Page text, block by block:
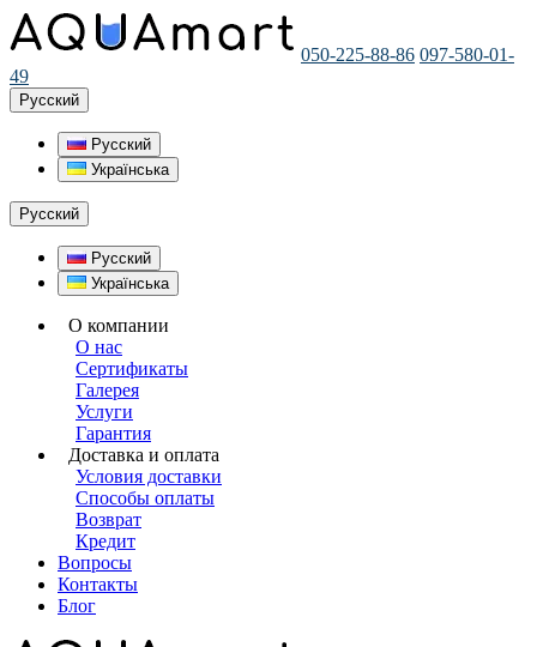
050-225-88-86 097-580-01-
49
Русский
Русский
Українська
Русский
Русский
Українська
О компании
О нас
Сертификаты
Галерея
Услуги
Гарантия
Доставка и оплата
Условия доставки
Способы оплаты
Возврат
Кредит
Вопросы
Контакты
Блог